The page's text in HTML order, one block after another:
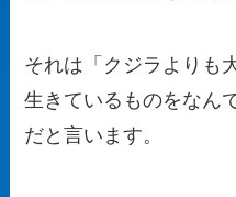
それは「クジラよりも
生きているものをなん
だと言います。